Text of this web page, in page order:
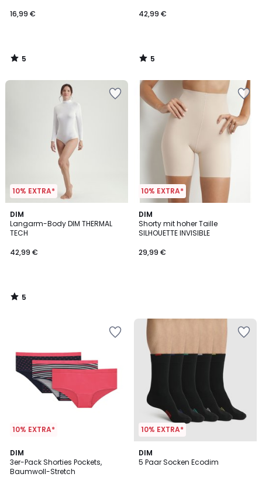
€.
16,99 €
5
/
42,99 €
5
/
10% EXTRA*
DIM
Langarm-Body DIM THERMAL
TECH
42,99 €
5
/
5
5
/
10% EXTRA*
DIM
Shorty mit hoher Taille
SILHOUETTE INVISIBLE
29,99 €
10% EXTRA*
DIM
3er-Pack Shorties Pockets,
Baumwoll-Stretch
4,2
/ 5
5
Farben
10% EXTRA*
DIM
5 Paar Socken Ecodim
4,7
/ 5
2
Farben